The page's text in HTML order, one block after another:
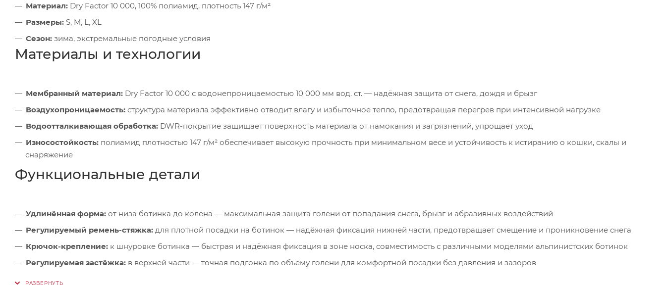
Материал: Dry Factor 10 000, 100% полиамид, плотность 147 г/м²
Размеры: S, M, L, XL
Сезон: зима, экстремальные погодные условия
Материалы и технологии
Мембранный материал: Dry Factor 10 000 с водонепроницаемостью 10 000 мм вод. ст. — надёжная защита от снега, дождя и брызг
Воздухопроницаемость: структура материала эффективно отводит влагу и избыточное тепло, предотвращая перегрев при интенсивной нагрузке
Водоотталкивающая обработка: DWR-покрытие защищает поверхность материала от намокания и загрязнений, упрощает уход
Износостойкость: полиамид плотностью 147 г/м² обеспечивает высокую прочность при минимальном весе и устойчивость к истиранию о кошки, скалы и
снаряжение
Функциональные детали
Удлинённая форма: от низа ботинка до колена — максимальная защита голени от попадания снега, брызг и абразивных воздействий
Регулируемый ремень-стяжка: для плотной посадки на ботинок — надёжная фиксация нижней части, предотвращает смещение и проникновение снега
Крючок-крепление: к шнуровке ботинка — быстрая и надёжная фиксация в зоне носка, совместимость с различными моделями альпинистских ботинок
Регулируемая застёжка: в верхней части — точная подгонка по объёму голени для комфортной посадки без давления и зазоров
Анатомический крой: